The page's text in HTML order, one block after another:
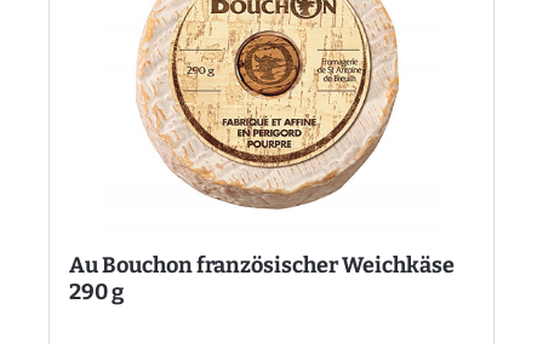
Au Bouchon französischer Weichkäse
290 g